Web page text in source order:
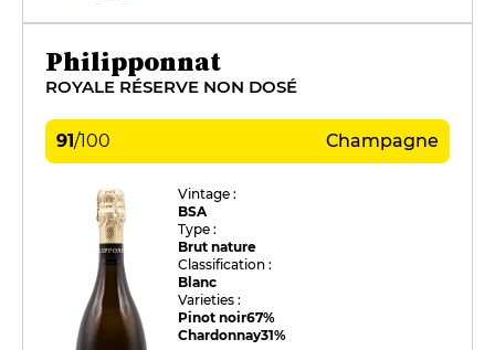
Philipponnat
ROYALE RÉSERVE NON DOSÉ
91/100 Champagne
Vintage :
BSA
Type :
Brut nature
Classification :
Blanc
Varieties :
Pinot noir67%
Chardonnay31%